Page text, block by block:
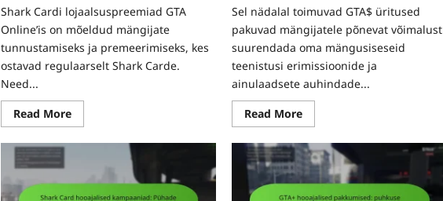
Shark Cardi lojaalsuspreemiad GTA
Online’is on mõeldud mängijate
tunnustamiseks ja premeerimiseks, kes
ostavad regulaarselt Shark Carde.
Need...
Read MoreRead
more
Shark
lojaalsuspreemiad:
pidevad
Sel nädalal toimuvad GTA$ üritused
pakuvad mängijatele põnevat võimalust
suurendada oma mängusiseseid
teenistusi erimissioonide ja
ainulaadsete auhindade...
Read MoreRead
more
Nädalased
GTA$
üritused:
Suurenenud